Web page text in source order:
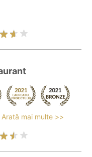
Arată mai multe >>